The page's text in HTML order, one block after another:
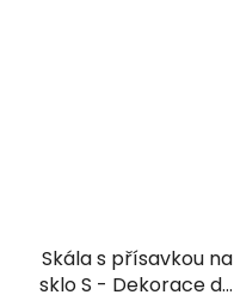
Skála s přísavkou na
sklo S - Dekorace do